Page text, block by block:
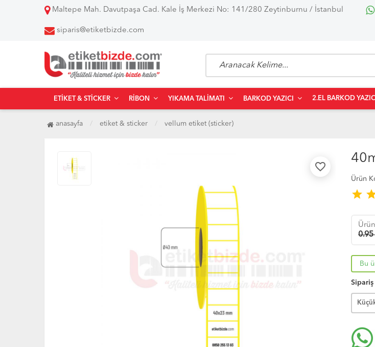
Maltepe Mah. Davutpaşa Cad. Kale İş Merkezi No: 141/280 Zeytinburnu / İstanbul
siparis@etiketbizde.com
ETIKET & STICKER RIBON YIKAMA TALIMATI BARKOD YAZICI 2.EL BARKOD YAZICI
anasayfa etiket & sticker vellum etiket (sticker)
favorite_border
Ürün
star
0.95
Bu
Sipariş